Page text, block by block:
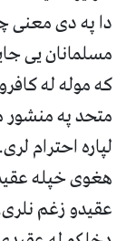
دا په دی
مسلمانان یی
که موله له
متحد په
لپاره احترام
هغوی خپله
عقیدو زغم